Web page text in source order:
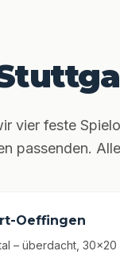
vier feste
passenden.
Oeffingen
– überdacht, 30×20